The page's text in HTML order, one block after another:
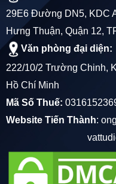
năng chống ăn mòn
chất hóa học có
Độ bền cao:Với cấu
Dekko có khả năng
năm trong điều kiện
phí bảo trì, thay thế.
Khả năng cách âm:
có khả năng cách
29E6 Đường DN5, KDC
Hưng Thuận, Quận 12,
Văn phòng đại diện:
222/10/2 Trường Chinh,
Hồ Chí Minh
Mã Số Thuế:
Website Tiến Thành: